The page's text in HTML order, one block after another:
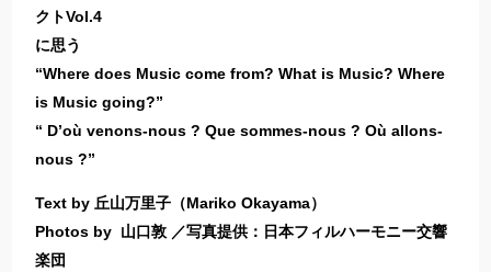
クトVol.4
に思う
“Where does Music come from? What is Music? Where
is Music going?”
“ D’où venons-nous ? Que sommes-nous ? Où allons-
nous ?”
Text by 丘山万里子（Mariko Okayama）
Photos by 山口敦 ／写真提供：日本フィルハーモニー交響
楽団